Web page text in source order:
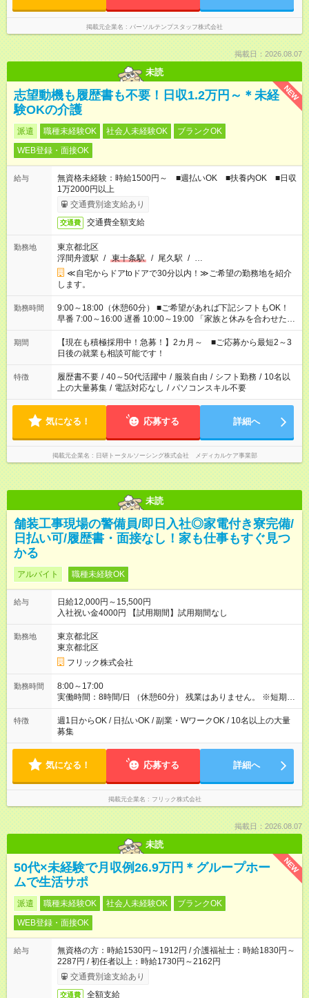
掲載元企業名 パーソルテンプスタッフ株式会社
掲載日：2026.08.07
未読
NEW
志望動機も履歴書も不要！日収1.2万円～＊未経
験OKの介護
派遣 職種未経験OK 社会人未経験OK
ブランクOK
WEB登録・面接OK
給与
無資格未経験：時給1500円～ ■週払いOK ■扶養内OK ■日収
1万2000円以上
交通費別途支給あり
交通費 交通費全額支給
勤務地
東京都北区
浮間舟渡駅 / 東十条駅 / 尾久駅 / …
≪自宅からドアtoドアで30分以内！≫ご希望の勤務地を紹介
します。
勤務時間
9:00～18:00（休憩60分） ■ご希望があれば下記シフトもOK！
早番 7:00～16:00 遅番 10:00～19:00 「家族と休みを合わせた
い」 「余裕を持って夕飯の準備がしたい」 「できれば残業はし
たくない」 など、ご希望を教えてくださいね。 ※Wワーク希望
の方へ 今ご覧のお仕事で希望する勤務時間と、もう1つのお仕事
の勤務時間。 合計で週40時間を超える場合は応募できません。
期間
【現在も積極採用中！急募！】2カ月～ ■ご応募から最短2～3
日後の就業も相談可能です！
特徴 履歴書不要 / 40～50代活躍中 / 服装自由 / シフト勤務 / 10名以
上の大量募集 / 電話対応なし / パソコンスキル不要
気になる！ 応募する 詳細へ
掲載元企業名 日研トータルソーシング株式会社 メディカルケア事業部
未読
舗装工事現場の警備員/即日入社◎家電付き寮完備/
日払い可/履歴書・面接なし！家も仕事もすぐ見つ
かる
アルバイト 職種未経験OK
給与
日給12,000円～15,500円
入社祝い金4000円 【試用期間】試用期間なし
勤務地
東京都北区
東京都北区
フリック株式会社
勤務時間
8:00～17:00
実働時間：8時間/日 （休憩60分） 残業はありません。 ※短期の
募集は行っておりません。予めご了承くださいませ。
特徴
週1日からOK / 日払いOK / 副業・WワークOK / 10名以上の大量
募集
気になる！ 応募する 詳細へ
掲載元企業名 フリック株式会社
掲載日：2026.08.07
未読
NEW
50代×未経験で月収例26.9万円＊グループホー
ムで生活サポ
派遣 職種未経験OK 社会人未経験OK
ブランクOK
WEB登録・面接OK
給与
無資格の方：時給1530円～1912円 / 介護福祉士：時給1830円～
2287円 / 初任者以上：時給1730円～2162円
交通費別途支給あり
交通費 全額支給